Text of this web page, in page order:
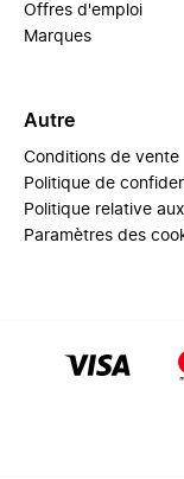
Offres d'emploi
Marques
Autre
Conditions de vente
Politique de
Politique relative
Paramètres des